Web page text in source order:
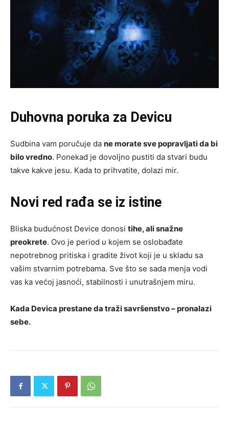
Duhovna poruka za Devicu
Sudbina vam poručuje da ne morate sve popravljati da bi
bilo vredno. Ponekad je dovoljno pustiti da stvari budu
takve kakve jesu. Kada to prihvatite, dolazi mir.
Novi red rađa se iz istine
Bliska budućnost Device donosi tihe, ali snažne
preokrete. Ovo je period u kojem se oslobađate
nepotrebnog pritiska i gradite život koji je u skladu sa
vašim stvarnim potrebama. Sve što se sada menja vodi
vas ka većoj jasnoći, stabilnosti i unutrašnjem miru.
Kada Devica prestane da traži savršenstvo – pronalazi
sebe.